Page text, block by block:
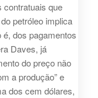
que
petróleo implica
dos pagamentos
Daves, já
do preço não
a produção” e
dos cem dólares,